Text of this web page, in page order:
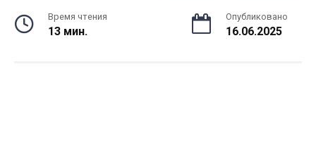
Время чтения
13 мин.
Опубликовано
16.06.2025